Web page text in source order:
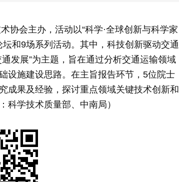
协会主办，活动以“科学·全球创新与科学家
和9场系列活动。其中，科技创新驱动交通
发展”为主题，旨在通过分析交通运输领域
设施建设思路。在主旨报告环节，5位院士
成果及经验，探讨重点领域关键技术创新和
科学技术质量部、中南局）